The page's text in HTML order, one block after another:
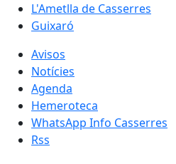
L'Ametlla de Casserres
Guixaró
Avisos
Notícies
Agenda
Hemeroteca
WhatsApp Info Casserres
Rss